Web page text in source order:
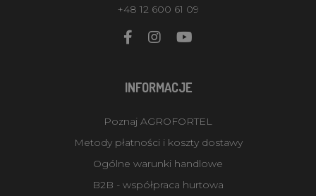
+48 12 600 61 09
INFORMACJE
Poznaj AGROFORTEL
Metody płatności i koszty dostawy
Ogólne warunki handlowe
B2B - współpraca hurtowa